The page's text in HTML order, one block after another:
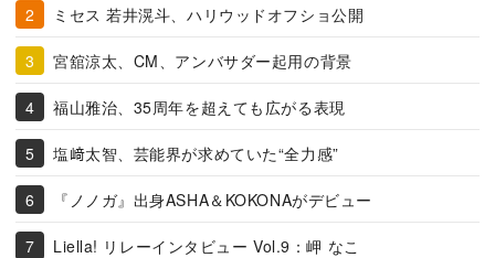
ミセス 若井滉斗、ハリウッドオフショ公開
宮舘涼太、CM、アンバサダー起用の背景
福山雅治、35周年を超えても広がる表現
塩﨑太智、芸能界が求めていた“全力感”
『ノノガ』出身ASHA＆KOKONAがデビュー
Liella! リレーインタビュー Vol.9：岬 なこ